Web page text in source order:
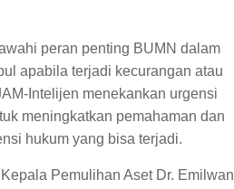
peran penting BUMN dalam
apabila terjadi kecurangan atau
Intelijen menekankan urgensi
meningkatkan pemahaman dan
hukum yang bisa terjadi.
Pemulihan Aset Dr. Emilwan